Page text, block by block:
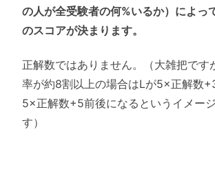
の人が全受験者の何%いるか）によっ
のスコアが決まります。
正解数ではありません。（大雑把です
率が約8割以上の場合はLが5×正解数
5×正解数+5前後になるというイメー
す）